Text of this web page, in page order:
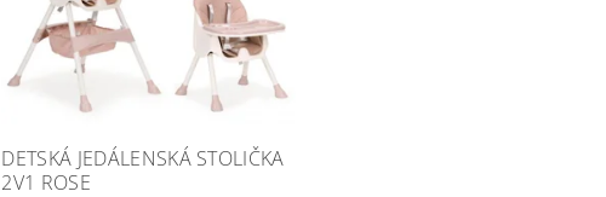
DETSKÁ JEDÁLENSKÁ STOLIČKA
2V1 ROSE